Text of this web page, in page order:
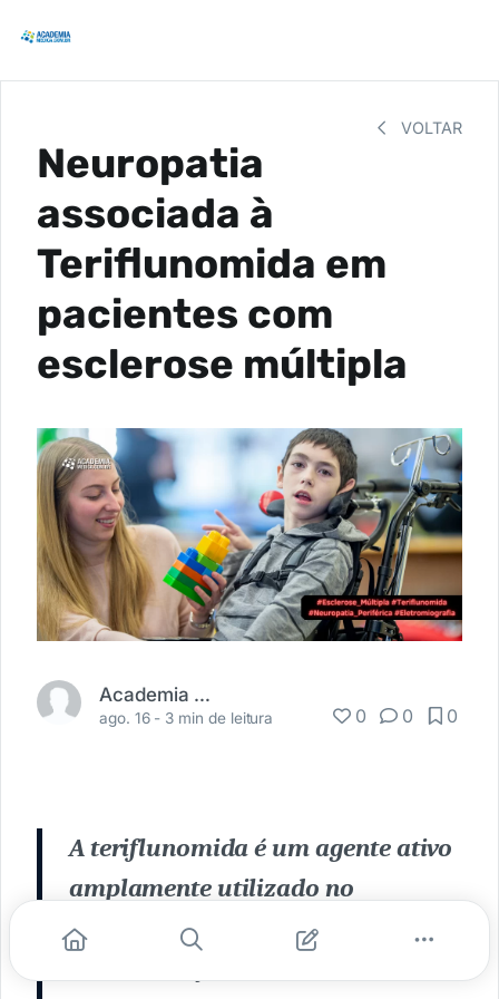
VOLTAR
Neuropatia
associada à
Teriflunomida em
pacientes com
esclerose múltipla
Academia Médica
ago. 16 - 3 min de leitura 0 0 0
A teriflunomida é um agente ativo
amplamente utilizado no
tratamento da esclerose múltipla